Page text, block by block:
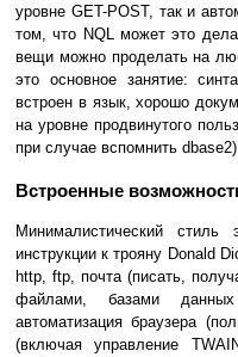
уровне GET-POST, так и
том, что NQL может это
вещи можно проделать на
это основное занятие:
встроен в язык, хорошо
на уровне продвинутого
при случае вспомнить
Встроенные
Минималистический
инструкции к трояну Donald
http, ftp, почта (писать,
файлами, базами
автоматизация браузера
(включая управление